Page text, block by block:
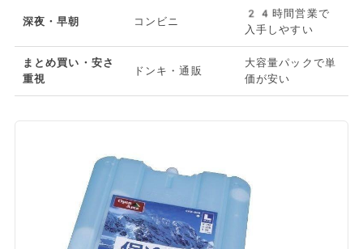
深夜・早朝 コンビニ
24時間営業で
入手しやすい
まとめ買い・安さ
重視
ドンキ・通販
大容量パックで単
価が安い